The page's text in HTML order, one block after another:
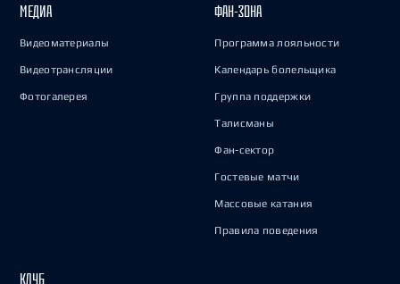
МЕДИА
Видеоматериалы
Видеотрансляции
Фотогалерея
ФАН-ЗОНА
Программа лояльности
Календарь болельщика
Группа поддержки
Талисманы
Фан-сектор
Гостевые матчи
Массовые катания
Правила поведения
КЛУБ